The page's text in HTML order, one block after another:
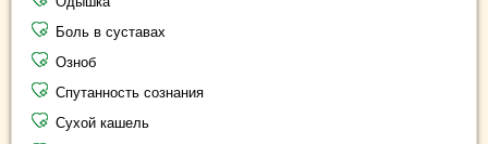
Боль в суставах
Озноб
Спутанность сознания
Сухой кашель